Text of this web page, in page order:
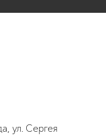
ул. Сергея